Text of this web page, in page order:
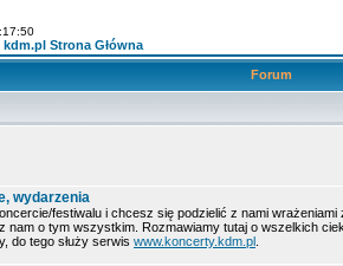
Strona Główna
Forum
wydarzenia
festiwalu i chcesz się podzielić z nami
nam o tym wszystkim. Rozmawiamy tutaj o wszelkich
do tego służy serwis www.koncerty.kdm.pl